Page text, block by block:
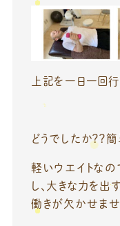
上記を一日一回
どうでしたか？？
軽いウエイトなの
し、大きな力を出
働きが欠かせませ